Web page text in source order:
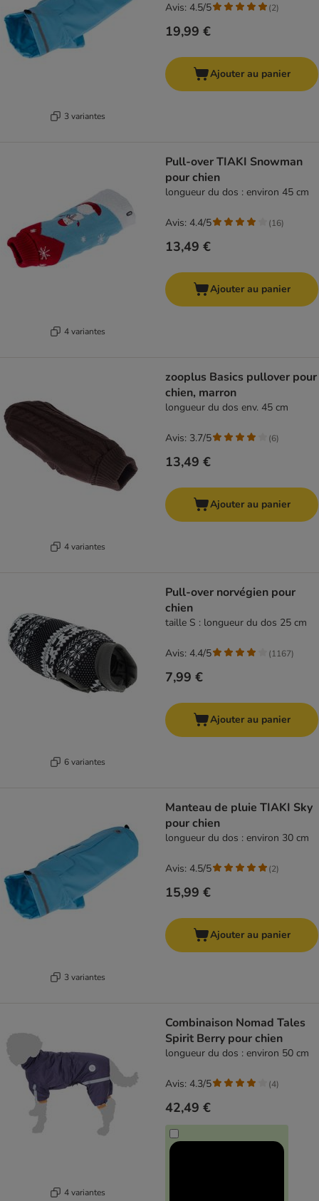
3 variantes
19,99 €
Avis: 4.5/5 (2)
Ajouter au panier
4 variantes
Pull-over TIAKI Snowman
pour chien
longueur du dos : environ 45 cm
13,49 €
Avis: 4.4/5 (16)
Ajouter au panier
4 variantes
zooplus Basics pullover pour
chien, marron
longueur du dos env. 45 cm
13,49 €
Avis: 3.7/5 (6)
Ajouter au panier
6 variantes
Pull-over norvégien pour
chien
taille S : longueur du dos 25 cm
7,99 €
Avis: 4.4/5 (1167)
Ajouter au panier
3 variantes
Manteau de pluie TIAKI Sky
pour chien
longueur du dos : environ 30 cm
15,99 €
Avis: 4.5/5 (2)
Ajouter au panier
4 variantes
Combinaison Nomad Tales
Spirit Berry pour chien
longueur du dos : environ 50 cm
42,49 €
Avis: 4.3/5 (4)